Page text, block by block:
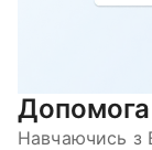
Допомога
Навчаючись з